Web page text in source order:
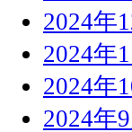
2024年
2024年
2024年
2024年9